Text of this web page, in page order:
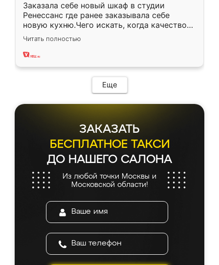
Заказала себе новый шкаф в студии
Ренессанс где ранее заказывала себе
новую кухню.Чего искать, когда качеством
вполне довольна. Служит кухня уже почти
два года, нареканий нет.
Читать полностью
Еще
ЗАКАЗАТЬ
БЕСПЛАТНОЕ ТАКСИ
ДО НАШЕГО САЛОНА
Из любой точки Москвы и
Московской области!